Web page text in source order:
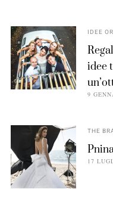
IDEE
idee
9
THE
17